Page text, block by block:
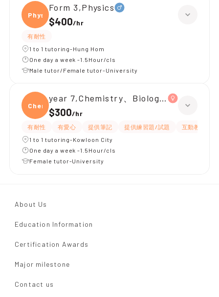
Physi
Form 3,Physics
$400/hr
有耐性
1 to 1 tutoring-Hung Hom
One day a week -1.5Hour/cls
Male tutor/Female tutor-University
Chemi
year 7,Chemistry、Biology、Physics
$300/hr
有耐性 有愛心 提供筆記 提供練習題/試題 互動教學
1 to 1 tutoring-Kowloon City
One day a week -1.5Hour/cls
Female tutor-University
About Us
Education Information
Certification Awards
Major milestone
Contact us